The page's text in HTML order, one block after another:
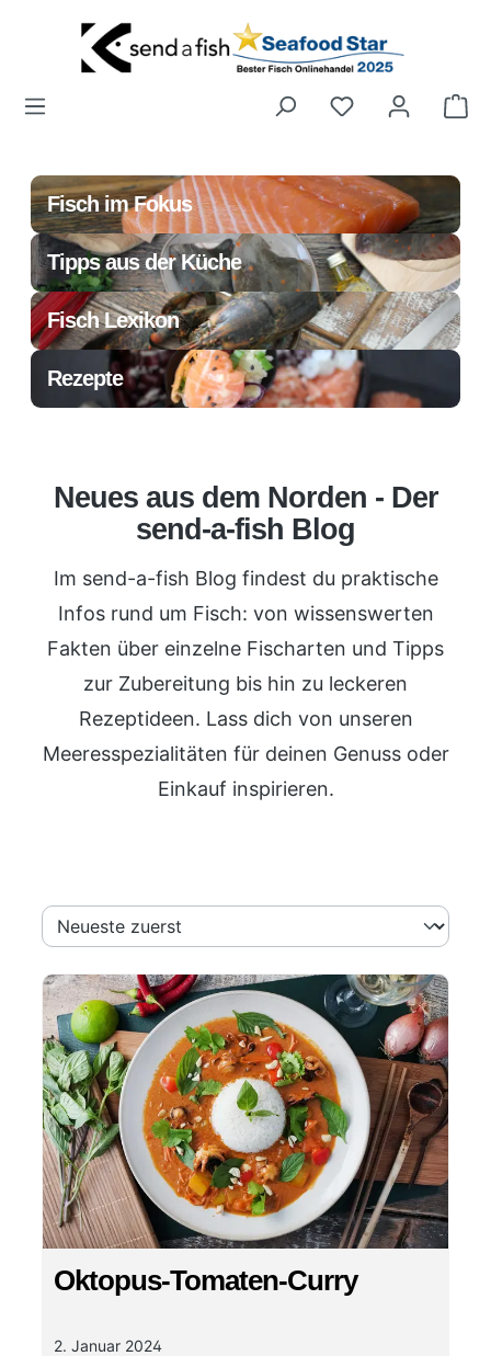
Zum Hauptinhalt springen
Fisch im Fokus
Tipps aus der Küche
Fisch Lexikon
Rezepte
Neues aus dem Norden - Der
send-a-fish Blog
Im send-a-fish Blog findest du praktische
Infos rund um Fisch: von wissenswerten
Fakten über einzelne Fischarten und Tipps
zur Zubereitung bis hin zu leckeren
Rezeptideen. Lass dich von unseren
Meeresspezialitäten für deinen Genuss oder
Einkauf inspirieren.
Oktopus-Tomaten-Curry
2. Januar 2024